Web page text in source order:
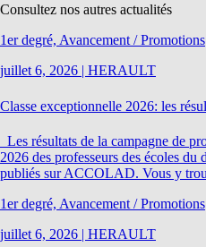
Consultez nos autres actualités
1er degré, Avancement / Promotions
juillet 6, 2026 | HERAULT
Classe exceptionnelle 2026: les
Les résultats de la campagne de
2026 des professeurs des écoles du
publiés sur ACCOLAD. Vous y
1er degré, Avancement / Promotions
juillet 6, 2026 | HERAULT